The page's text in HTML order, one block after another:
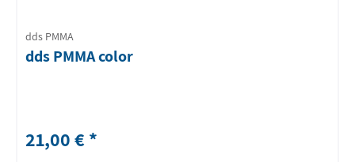
dds PMMA
dds PMMA color
21,00 € *